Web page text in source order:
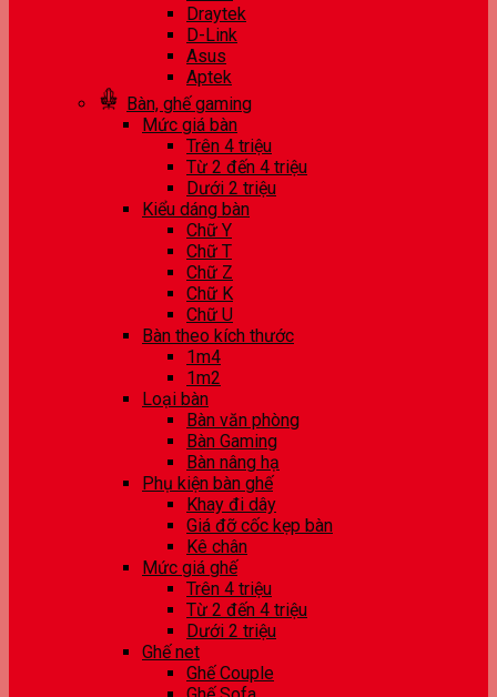
Draytek
D-Link
Asus
Aptek
Bàn, ghế gaming
Mức giá bàn
Trên 4 triệu
Từ 2 đến 4 triệu
Dưới 2 triệu
Kiểu dáng bàn
Chữ Y
Chữ T
Chữ Z
Chữ K
Chữ U
Bàn theo kích thước
1m4
1m2
Loại bàn
Bàn văn phòng
Bàn Gaming
Bàn nâng hạ
Phụ kiện bàn ghế
Khay đi dây
Giá đỡ cốc kẹp bàn
Kê chân
Mức giá ghế
Trên 4 triệu
Từ 2 đến 4 triệu
Dưới 2 triệu
Ghế net
Ghế Couple